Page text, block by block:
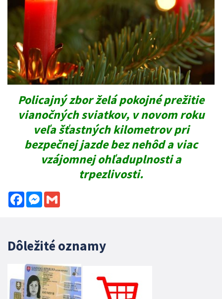
Policajný zbor želá pokojné prežitie
vianočných sviatkov, v novom roku
veľa šťastných kilometrov pri
bezpečnej jazde bez nehôd a viac
vzájomnej ohľaduplnosti a
trpezlivosti.
FacebookMessenger
Dôležité oznamy